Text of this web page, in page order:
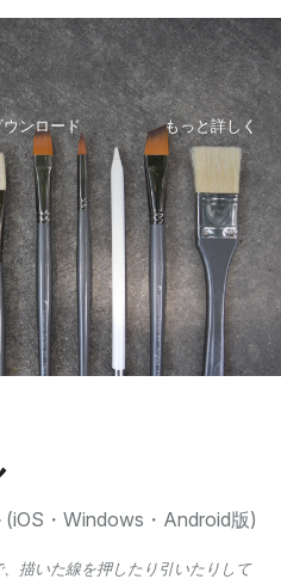
ウンロード もっと詳しく
(iOS・Windows・Android版)
描いた線を押したり引いたりして